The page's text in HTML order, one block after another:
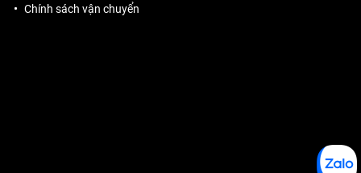
Chính sách vận chuyển